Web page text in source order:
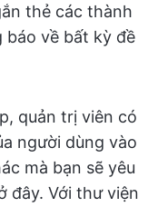
thẻ các thành
báo về bất kỳ đề
quản trị viên có
người dùng vào
mà bạn sẽ yêu
đây. Với thư viện